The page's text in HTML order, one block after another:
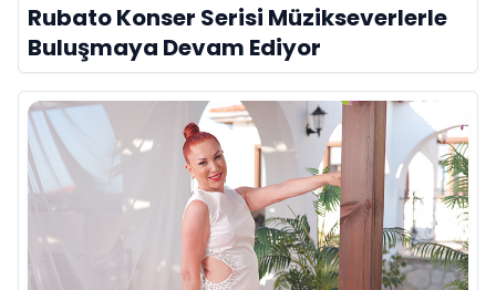
Rubato Konser Serisi Müzikseverlerle
Buluşmaya Devam Ediyor